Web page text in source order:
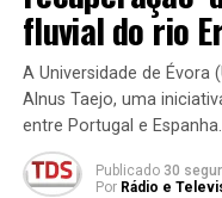
fluvial do rio
A Universidade de Évora
Alnus Taejo, uma
entre Portugal e Espanha.
Publicado 30
Por Rádio e